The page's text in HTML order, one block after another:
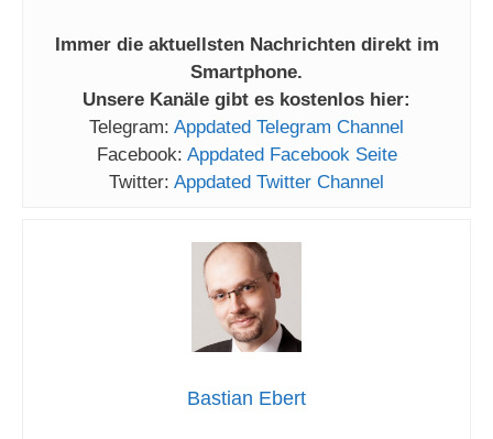
Immer die aktuellsten Nachrichten direkt im
Smartphone.
Unsere Kanäle gibt es kostenlos hier:
Telegram: Appdated Telegram Channel
Facebook: Appdated Facebook Seite
Twitter: Appdated Twitter Channel
Bastian Ebert